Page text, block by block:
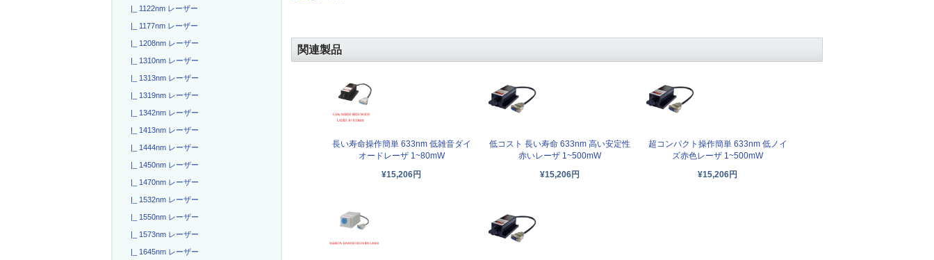
|_ 1122nm レーザー
|_ 1177nm レーザー
|_ 1208nm レーザー
|_ 1310nm レーザー
|_ 1313nm レーザー
|_ 1319nm レーザー
|_ 1342nm レーザー
|_ 1413nm レーザー
|_ 1444nm レーザー
|_ 1450nm レーザー
|_ 1470nm レーザー
|_ 1532nm レーザー
|_ 1550nm レーザー
|_ 1573nm レーザー
|_ 1645nm レーザー
関連製品
長い寿命操作簡単 633nm 低雑音ダイ
オードレーザ 1~80mW
¥15,206円
低コスト 長い寿命 633nm 高い安定性
赤いレーザ 1~500mW
¥15,206円
超コンパクト操作簡単 633nm 低ノイ
ズ赤色レーザ 1~500mW
¥15,206円